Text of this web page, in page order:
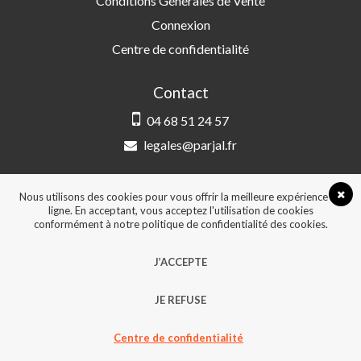
Connexion
Centre de confidentialité
Contact
04 68 51 24 57
legales@parjal.fr
3 Rue Saint-Amand, 66000 Perpignan
© 2026, Tous droits réservés - Design &
Nous utilisons des cookies pour vous offrir la meilleure expérience en
ligne. En acceptant, vous acceptez l'utilisation de cookies
conformément à notre politique de confidentialité des cookies.
J’ACCEPTE
JE REFUSE
Centre de confidentialité